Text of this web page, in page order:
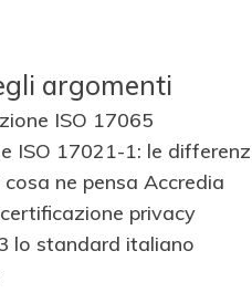
argomenti
ISO 17065
ISO 17021-1: le
ne pensa Accredia
privacy
lo standard italiano